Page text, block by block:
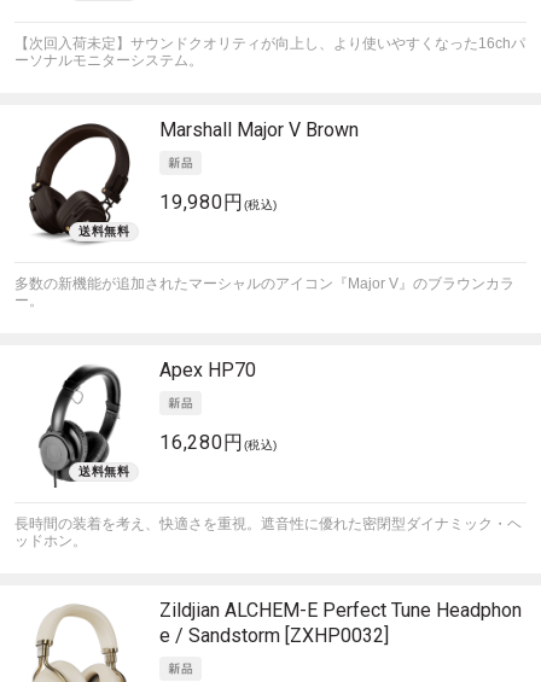
【次回入荷未定】サウンドクオリティが向上し、より使いやすくなった16chパ
ーソナルモニターシステム。
Marshall Major V Brown
19,980円 (税込)
多数の新機能が追加されたマーシャルのアイコン『Major V』のブラウンカラ
ー。
Apex HP70
16,280円 (税込)
長時間の装着を考え、快適さを重視。遮音性に優れた密閉型ダイナミック・ヘ
ッドホン。
Zildjian ALCHEM-E Perfect Tune Headphon
e / Sandstorm [ZXHP0032]